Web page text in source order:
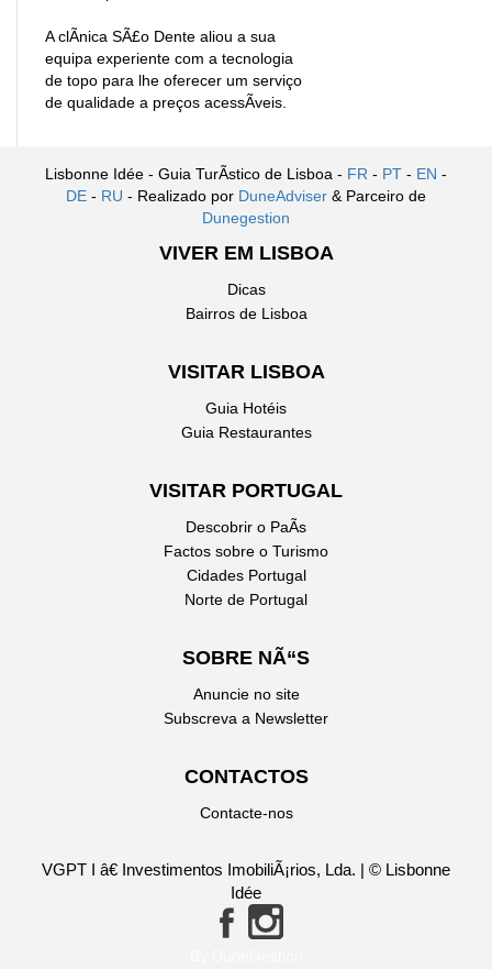
A clÃ­nica SÃ£o Dente aliou a sua
equipa experiente com a tecnologia
de topo para lhe oferecer um serviço
de qualidade a preços acessÃ­veis.
Lisbonne Idée - Guia TurÃ­stico de Lisboa - FR - PT - EN -
DE - RU - Realizado por DuneAdviser & Parceiro de
Dunegestion
VIVER EM LISBOA
Dicas
Bairros de Lisboa
VISITAR LISBOA
Guia Hotéis
Guia Restaurantes
VISITAR PORTUGAL
Descobrir o PaÃ­s
Factos sobre o Turismo
Cidades Portugal
Norte de Portugal
SOBRE NÃ“S
Anuncie no site
Subscreva a Newsletter
CONTACTOS
Contacte-nos
VGPT I â€ Investimentos ImobiliÃ¡rios, Lda. | © Lisbonne
Idée